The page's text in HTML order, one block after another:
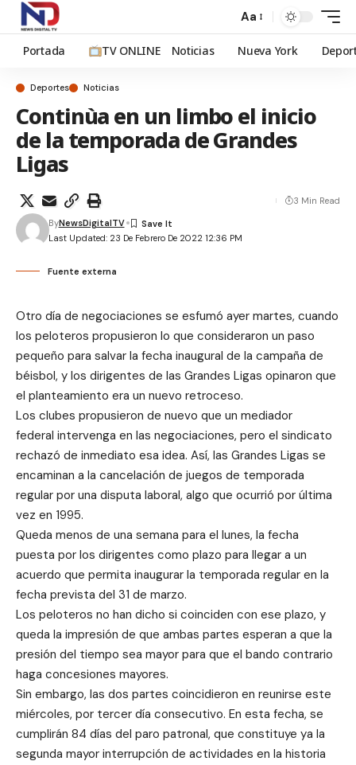
Aa
Portada TV ONLINE Noticias Nueva York
Deportes Noticias
Continùa en un limbo el inicio
de la temporada de Grandes
Ligas
Last Updated: 23 De Febrero De 2022 12:36 PM
ByNewsDigitalTV
3 Min Read
Fuente externa
Otro día de negociaciones se esfumó ayer martes, cuando
los peloteros propusieron lo que consideraron un paso
pequeño para salvar la fecha inaugural de la campaña de
béisbol, y los dirigentes de las Grandes Ligas opinaron que
el planteamiento era un nuevo retroceso.
Los clubes propusieron de nuevo que un mediador
federal intervenga en las negociaciones, pero el sindicato
rechazó de inmediato esa idea. Así, las Grandes Ligas se
encaminan a la cancelación de juegos de temporada
regular por una disputa laboral, algo que ocurrió por última
vez en 1995.
Queda menos de una semana para el lunes, la fecha
puesta por los dirigentes como plazo para llegar a un
acuerdo que permita inaugurar la temporada regular en la
fecha prevista del 31 de marzo.
Los peloteros no han dicho si coinciden con ese plazo, y
queda la impresión de que ambas partes esperan a que la
presión del tiempo sea mayor para que el bando contrario
haga concesiones mayores.
Sin embargo, las dos partes coincidieron en reunirse este
miércoles, por tercer día consecutivo. En esta fecha, se
cumplirán 84 días del paro patronal, que constituye ya la
segunda mayor interrupción de actividades en la historia